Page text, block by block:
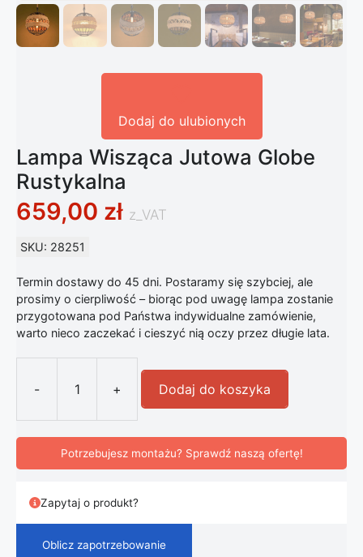
Dodaj do ulubionych
Lampa Wisząca Jutowa Globe
Rustykalna
659,00 zł z_VAT
SKU: 28251
Termin dostawy do 45 dni. Postaramy się szybciej, ale
prosimy o cierpliwość – biorąc pod uwagę lampa zostanie
przygotowana pod Państwa indywidualne zamówienie,
warto nieco zaczekać i cieszyć nią oczy przez długie lata.
-
ilość Lampa Wisząca Jutowa Globe
+ Dodaj do koszyka
Potrzebujesz montażu? Sprawdź naszą ofertę!
Zapytaj o produkt?
Oblicz zapotrzebowanie